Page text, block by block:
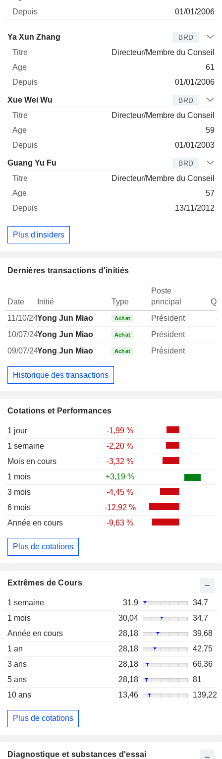
Cotations et Performances
1 jour
-1,99 %
1 semaine
-2,20 %
Mois en cours
-3,32 %
1 mois
+3,19 %
3 mois
-4,45 %
6 mois
-12,92 %
Année en cours
-9,63 %
Plus de cotations
Extrêmes de Cours
1 semaine 31,9
34,7
1 mois
30,04
34,7
Année en cours
28,18
39,68
1 an
28,18
42,75
3 ans
28,18
66,36
5 ans
28,18
81
10 ans
13,46 139,22
Plus de cotations
01/01/2006
Administrateur
Ya Xun Zhang BRD
Directeur/Membre du Conseil
61
01/01/2006
Xue Wei Wu BRD
Directeur/Membre du Conseil
59
01/01/2003
Guang Yu Fu BRD
Directeur/Membre du Conseil
57
13/11/2012
Plus d'insiders
Dernières transactions d'initiés
Date Initié Type
Poste
principal
11/10/24Yong Jun Miao Achat Président
10/07/24Yong Jun Miao Achat Président
09/07/24Yong Jun Miao Achat Président
Historique des transactions
Diagnostique et substances d'essai